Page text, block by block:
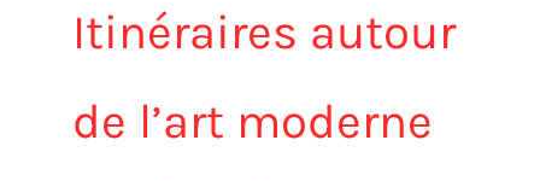
Itinéraires autour
de l’art moderne